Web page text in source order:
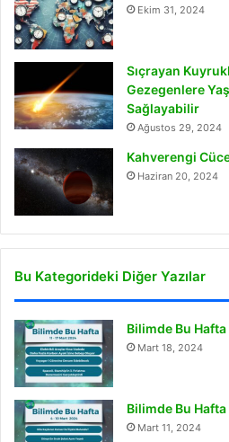
Ekim 31, 2024
Sıçrayan
Gezegenlere
Sağlayabilir
Ağustos 29, 2024
Kahverengi
Haziran 20, 2024
Bu Kategorideki Diğer Yazılar
Bilimde Bu Hafta
Mart 18, 2024
Bilimde Bu Hafta
Mart 11, 2024